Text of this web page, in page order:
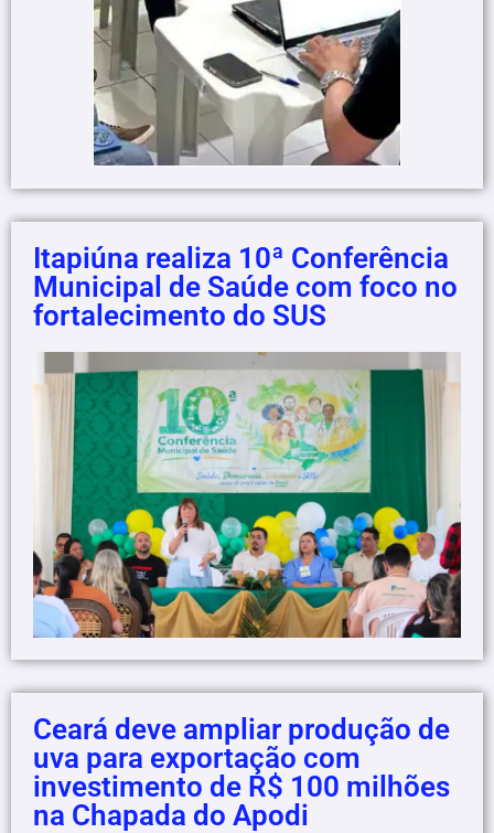
Itapiúna realiza 10ª Conferência
Municipal de Saúde com foco no
fortalecimento do SUS
Ceará deve ampliar produção de
uva para exportação com
investimento de R$ 100 milhões
na Chapada do Apodi